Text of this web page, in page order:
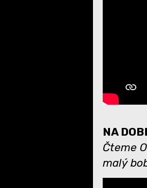
NA
Čteme
malý